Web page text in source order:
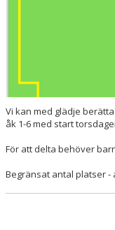
Vi kan med glädje
åk 1-6 med start
För att delta behöver
Begränsat antal platser -